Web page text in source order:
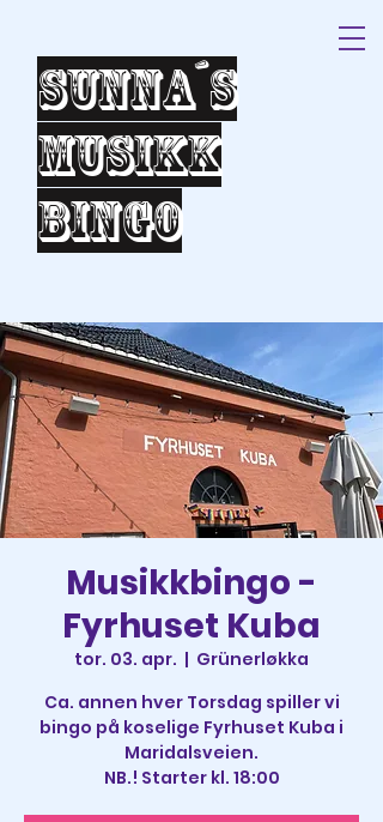
Sunna´s
Musikk
bingo
Musikkbingo -
Fyrhuset Kuba
tor. 03. apr.
  |
Grünerløkka
Ca. annen hver Torsdag spiller vi
bingo på koselige Fyrhuset Kuba i
Maridalsveien.
NB.! Starter kl. 18:00